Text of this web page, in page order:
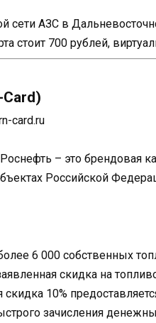
сети АЗС в
стоит 700 рублей,
card.ru
– это брендовая
Российской
6 000 собственных
скидка на
скидка 10%
зачисления